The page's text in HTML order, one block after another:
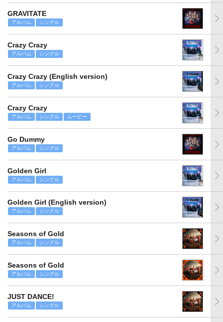
GRAVITATE
アルバム シングル
Crazy Crazy
アルバム シングル
Crazy Crazy (English version)
アルバム シングル
Crazy Crazy
アルバム シングル ムービー
Go Dummy
アルバム シングル
Golden Girl
アルバム シングル
Golden Girl (English version)
アルバム シングル
Seasons of Gold
アルバム シングル
Seasons of Gold
アルバム シングル
JUST DANCE!
アルバム シングル